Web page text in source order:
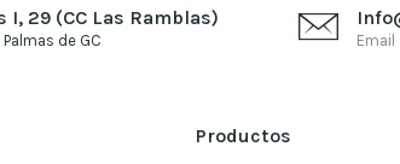
I, 29 (CC Las Ramblas)
de GC
Productos